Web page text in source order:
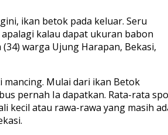
ikan betok pada keluar. Seru
kalau dapat ukuran babon
warga Ujung Harapan, Bekasi,
mancing. Mulai dari ikan Betok
pernah Ia dapatkan. Rata-rata
kecil atau rawa-rawa yang masih